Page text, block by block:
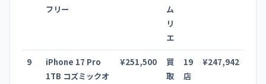
フリー
ム
リ
エ
9
iPhone 17 Pro
1TB コズミックオ
¥251,500
買
取
19
店
¥247,942